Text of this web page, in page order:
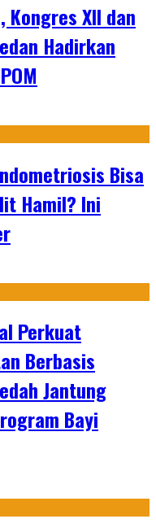
Kongres XII dan
Hadirkan
Bisa
Hamil? Ini
Perkuat
Berbasis
Jantung
Bayi